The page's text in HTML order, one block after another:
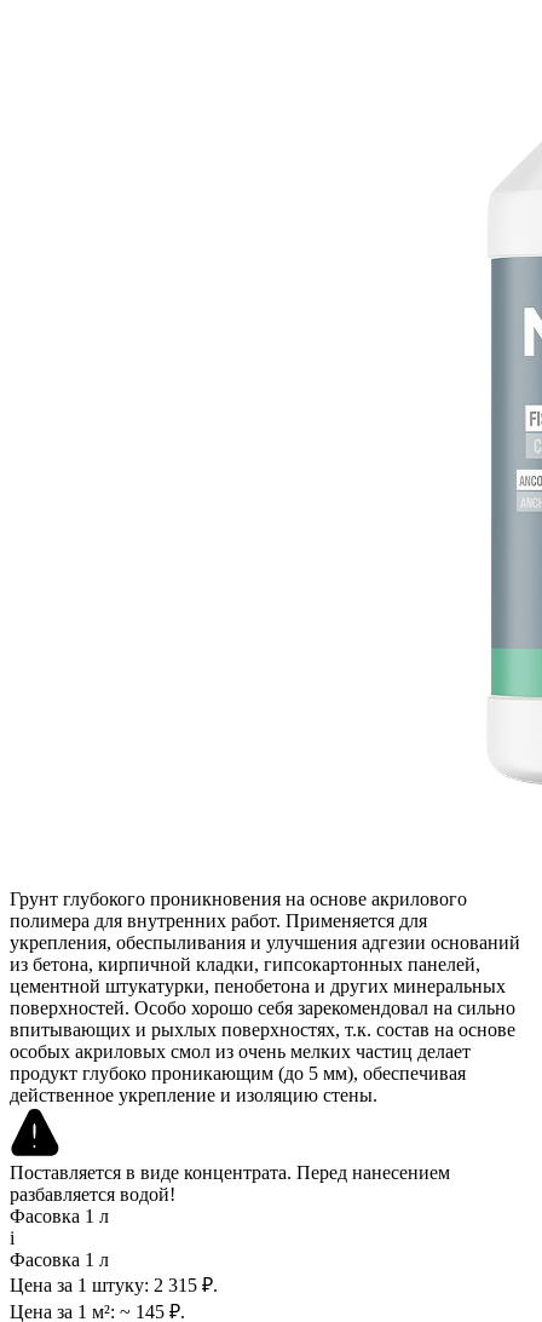
Грунт глубокого проникновения на основе акрилового
полимера для внутренних работ. Применяется для
укрепления, обеспыливания и улучшения адгезии оснований
из бетона, кирпичной кладки, гипсокартонных панелей,
цементной штукатурки, пенобетона и других минеральных
поверхностей. Особо хорошо себя зарекомендовал на сильно
впитывающих и рыхлых поверхностях, т.к. состав на основе
особых акриловых смол из очень мелких частиц делает
продукт глубоко проникающим (до 5 мм), обеспечивая
действенное укрепление и изоляцию стены.
Поставляется в виде концентрата. Перед нанесением
разбавляется водой!
Фасовка 1 л
i
Фасовка 1 л
Цена за 1 штуку: 2 315 ₽.
Цена за 1 м²: ~ 145 ₽.